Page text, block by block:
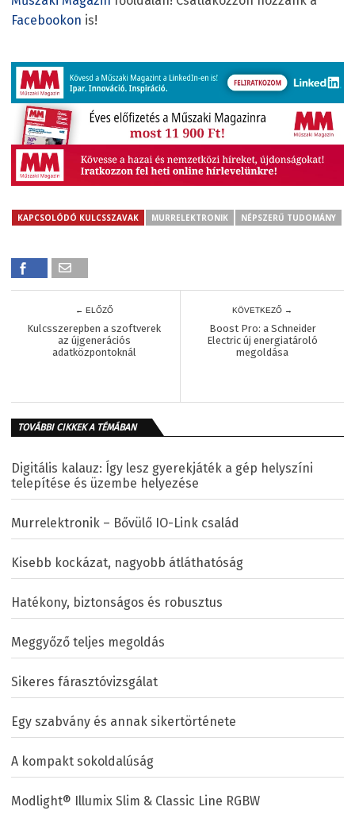
Facebookon is!
KAPCSOLÓDÓ KULCSSZAVAK MURRELEKTRONIK NÉPSZERŰ TUDOMÁNY
← ELŐZŐ
Kulcsszerepben a szoftverek
az újgenerációs
adatközpontoknál
KÖVETKEZŐ →
Boost Pro: a Schneider
Electric új energiatároló
megoldása
TOVÁBBI CIKKEK A TÉMÁBAN
Digitális kalauz: Így lesz gyerekjáték a gép helyszíni
telepítése és üzembe helyezése
Murrelektronik – Bővülő IO-Link család
Kisebb kockázat, nagyobb átláthatóság
Hatékony, biztonságos és robusztus
Meggyőző teljes megoldás
Sikeres fárasztóvizsgálat
Egy szabvány és annak sikertörténete
A kompakt sokoldalúság
Modlight® Illumix Slim & Classic Line RGBW